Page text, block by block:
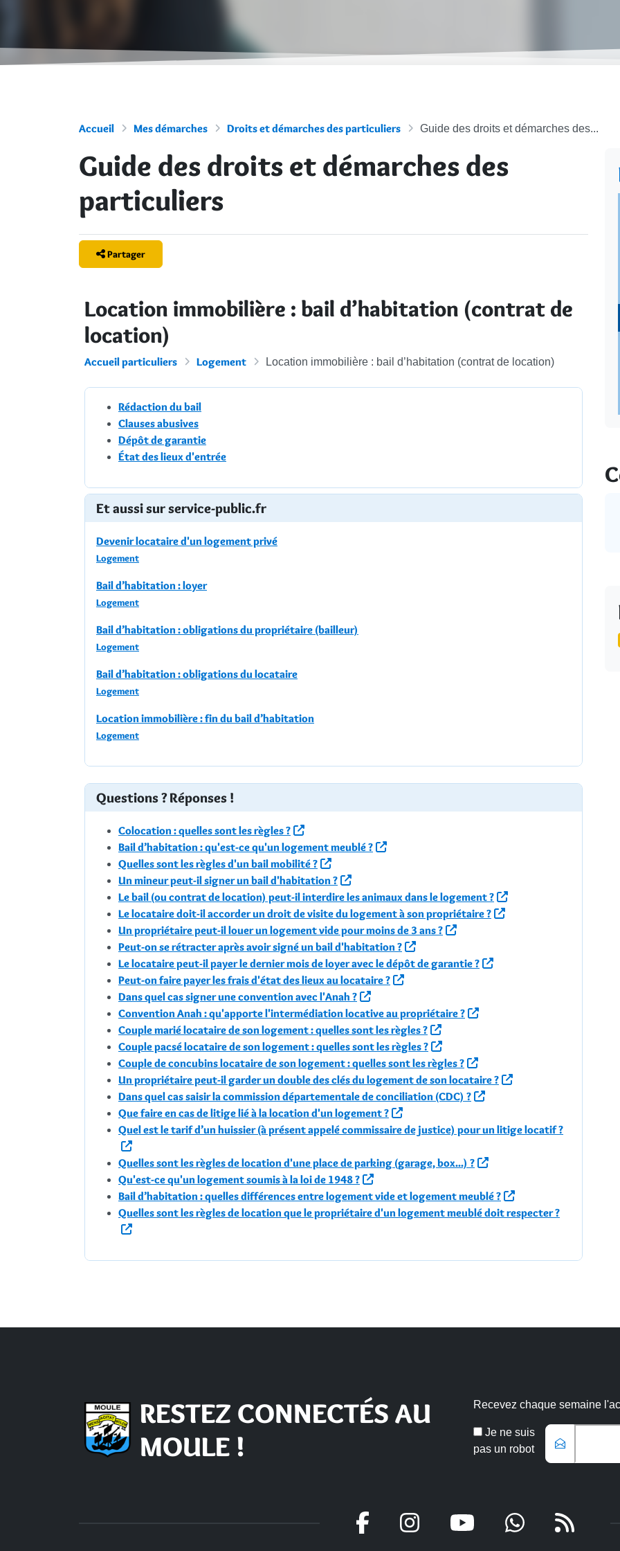
Accueil Mes démarches Droits et démarches des particuliers Guide des droits et démarches des...
Guide des droits et démarches des
particuliers
Partager
Location immobilière : bail d’habitation (contrat de
location)
Accueil particuliers Logement Location immobilière : bail d’habitation (contrat de location)
Rédaction du bail
Clauses abusives
Dépôt de garantie
État des lieux d'entrée
Et aussi sur service-public.fr
Devenir locataire d'un logement privé
Logement
Bail d’habitation : loyer
Logement
Bail d’habitation : obligations du propriétaire (bailleur)
Logement
Bail d’habitation : obligations du locataire
Logement
Location immobilière : fin du bail d’habitation
Logement
Questions ? Réponses !
Colocation : quelles sont les règles ?
Bail d’habitation : qu'est-ce qu'un logement meublé ?
Quelles sont les règles d'un bail mobilité ?
Un mineur peut-il signer un bail d'habitation ?
Le bail (ou contrat de location) peut-il interdire les animaux dans le logement ?
Le locataire doit-il accorder un droit de visite du logement à son propriétaire ?
Un propriétaire peut-il louer un logement vide pour moins de 3 ans ?
Peut-on se rétracter après avoir signé un bail d'habitation ?
Le locataire peut-il payer le dernier mois de loyer avec le dépôt de garantie ?
Peut-on faire payer les frais d'état des lieux au locataire ?
Dans quel cas signer une convention avec l'Anah ?
Convention Anah : qu'apporte l'intermédiation locative au propriétaire ?
Couple marié locataire de son logement : quelles sont les règles ?
Couple pacsé locataire de son logement : quelles sont les règles ?
Couple de concubins locataire de son logement : quelles sont les règles ?
Un propriétaire peut-il garder un double des clés du logement de son locataire ?
Dans quel cas saisir la commission départementale de conciliation (CDC) ?
Que faire en cas de litige lié à la location d'un logement ?
Quel est le tarif d’un huissier (à présent appelé commissaire de justice) pour un litige locatif ?
Quelles sont les règles de location d'une place de parking (garage, box...) ?
Qu'est-ce qu'un logement soumis à la loi de 1948 ?
Bail d’habitation : quelles différences entre logement vide et logement meublé ?
Quelles sont les règles de location que le propriétaire d'un logement meublé doit respecter ?
RESTEZ CONNECTÉS AU
MOULE !
Recevez chaque semaine
Je ne suis
pas un robot
Veuillez laisser
Email